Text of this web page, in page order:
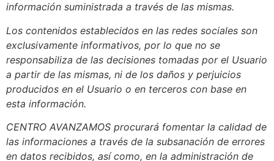
información suministrada a través de las mismas.
Los contenidos establecidos en las redes sociales son
exclusivamente informativos, por lo que no se
responsabiliza de las decisiones tomadas por el Usuario
a partir de las mismas, ni de los daños y perjuicios
producidos en el Usuario o en terceros con base en
esta información.
CENTRO AVANZAMOS procurará fomentar la calidad de
las informaciones a través de la subsanación de errores
en datos recibidos, así como, en la administración de